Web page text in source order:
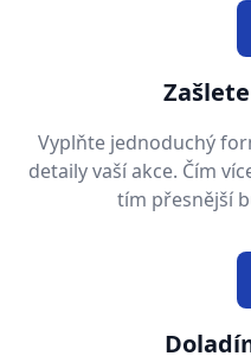
Vyplňte jednoduchý
detaily vaší akce. Čím
tím přesnější